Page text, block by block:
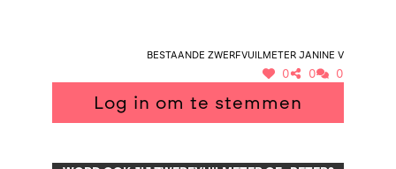
Bestaande zwerfvuilmeter Janine V
0 0 0
Log in om te stemmen